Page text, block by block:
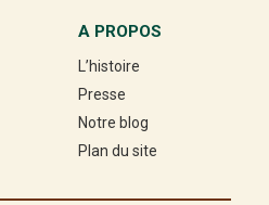
A PROPOS
L’histoire
Presse
Notre blog
Plan du site